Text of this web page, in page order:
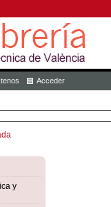
Acceder
y